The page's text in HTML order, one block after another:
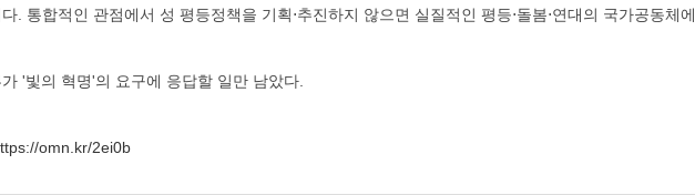
. 통합적인 관점에서 성 평등정책을 기획⋅추진하지 않으면 실질적인 평등⋅돌봄⋅연대의 국가공동체에
'빛의 혁명'의 요구에 응답할 일만 남았다.
omn.kr/2ei0b